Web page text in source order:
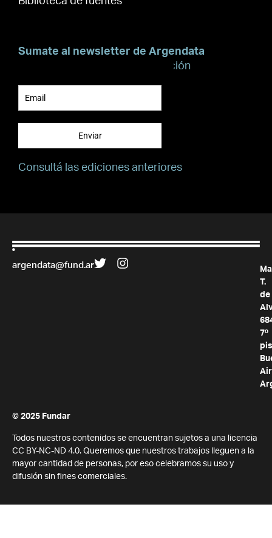
Sumate al newsletter de Argendata
Suscribite para recibir información
Enviar
Consultá las ediciones anteriores
argendata@fund.ar
T.
de
7º
© 2025 Fundar
Todos nuestros contenidos se encuentran sujetos a una licencia
CC BY-NC-ND 4.0. Queremos que nuestros trabajos lleguen a la
mayor cantidad de personas, por eso celebramos su uso y
difusión sin fines comerciales.